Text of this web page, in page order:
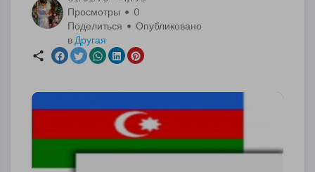
Просмотры • 0
Поделиться • Опубликовано
в Другая